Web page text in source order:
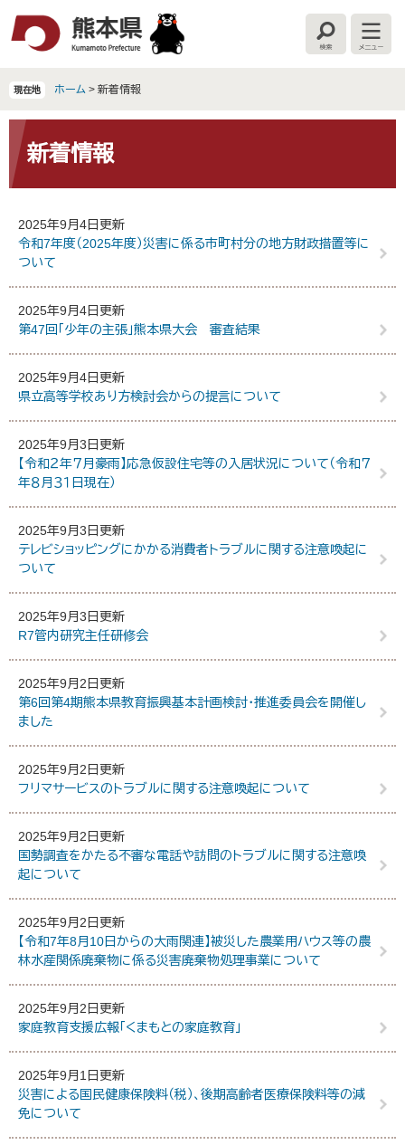
で
ば
検
索
メ
ニ
現在地 ホーム > 新着情報
文 新着情報
2025年9月4日更新
令和7年度（2025年度）災害に係る市町村分の地方財政措置等に
ついて
2025年9月4日更新
第47回「少年の主張」熊本県大会 審査結果
2025年9月4日更新
県立高等学校あり方検討会からの提言について
2025年9月3日更新
【令和２年７月豪雨】応急仮設住宅等の入居状況について（令和７
年８月３１日現在）
2025年9月3日更新
テレビショッピングにかかる消費者トラブルに関する注意喚起に
ついて
2025年9月3日更新
R7管内研究主任研修会
2025年9月2日更新
第6回第4期熊本県教育振興基本計画検討・推進委員会を開催し
ました
2025年9月2日更新
フリマサービスのトラブルに関する注意喚起について
2025年9月2日更新
国勢調査をかたる不審な電話や訪問のトラブルに関する注意喚
起について
2025年9月2日更新
【令和7年8月10日からの大雨関連】被災した農業用ハウス等の農
林水産関係廃棄物に係る災害廃棄物処理事業について
2025年9月2日更新
家庭教育支援広報「くまもとの家庭教育」
2025年9月1日更新
災害による国民健康保険料（税）、後期高齢者医療保険料等の減
免について